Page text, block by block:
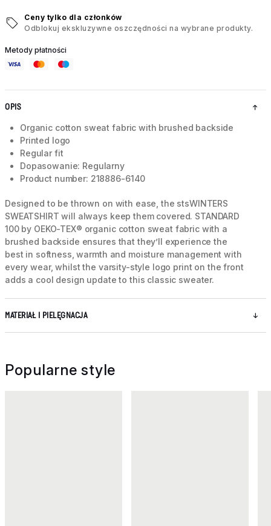
Ceny tylko dla członków
Odblokuj ekskluzywne oszczędności na wybrane produkty.
Metody płatności
OPIS
Organic cotton sweat fabric with brushed backside
Printed logo
Regular fit
Dopasowanie: Regularny
Product number: 218886-6140
Designed to be thrown on with ease, the stsWINTERS
SWEATSHIRT will always keep them covered. STANDARD
100 by OEKO-TEX® organic cotton sweat fabric with a
brushed backside ensures that they’ll experience the
best in softness, warmth and moisture management with
every wear, whilst the varsity-style logo print on the front
adds a cool design update to this classic sweater.
MATERIAŁ I PIELĘGNACJA
Popularne style